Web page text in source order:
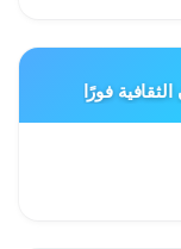
فورًا